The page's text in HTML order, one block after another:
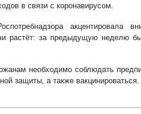
в связи с коронавирусом.
акцентировала
растёт: за предыдущую неделю
необходимо соблюдать
защиты, а также вакцинироваться.